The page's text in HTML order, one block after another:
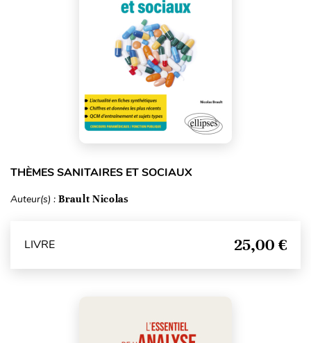
THÈMES SANITAIRES ET SOCIAUX
Auteur(s) : Brault Nicolas
LIVRE 25,00 €